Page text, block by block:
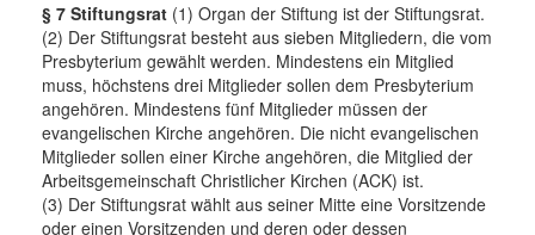
§ 7 Stiftungsrat (1) Organ der Stiftung ist der Stiftungsrat.
(2) Der Stiftungsrat besteht aus sieben Mitgliedern, die vom
Presbyterium gewählt werden. Mindestens ein Mitglied
muss, höchstens drei Mitglieder sollen dem Presbyterium
angehören. Mindestens fünf Mitglieder müssen der
evangelischen Kirche angehören. Die nicht evangelischen
Mitglieder sollen einer Kirche angehören, die Mitglied der
Arbeitsgemeinschaft Christlicher Kirchen (ACK) ist.
(3) Der Stiftungsrat wählt aus seiner Mitte eine Vorsitzende
oder einen Vorsitzenden und deren oder dessen